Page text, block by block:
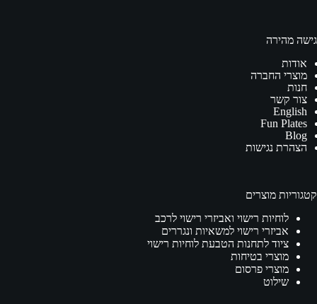
גישה מהירה
אודות
מוצרי החברה
חנות
צור קשר
English
Fun Plates
Blog
הצהרת נגישות
קטגוריות מוצרים
לוחיות רישוי ואביזרי רישוי לרכב
אביזרי רישוי למשאיות ונגררים
ציוד לתחנות הטבעת לוחיות רישוי
מוצרי בטיחות
מוצרי פרסום
שילוט